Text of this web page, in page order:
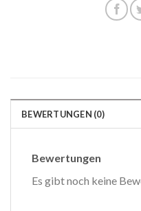
BEWERTUNGEN (0)
Bewertungen
Es gibt noch keine